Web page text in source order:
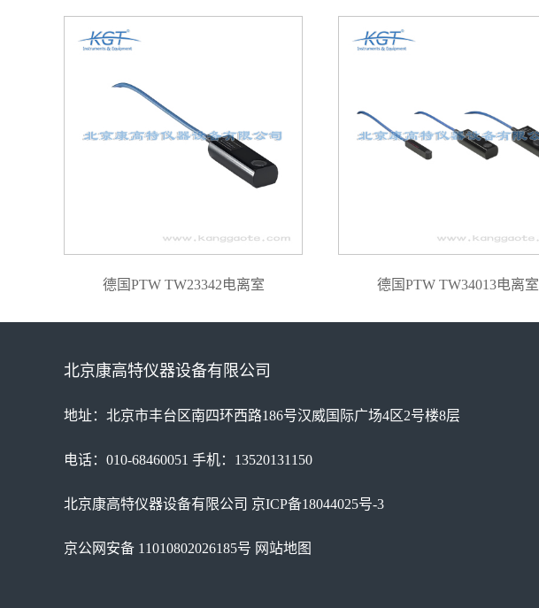
德国PTW TW23342电离室 德国PTW TW34013电离室
北京康高特仪器设备有限公司
地址：北京市丰台区南四环西路186号汉威国际广场4区2号楼8层
电话：010-68460051 手机：13520131150
北京康高特仪器设备有限公司 京ICP备18044025号-3
京公网安备 11010802026185号 网站地图